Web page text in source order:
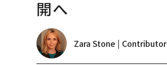
開へ
Zara Stone | Contributor